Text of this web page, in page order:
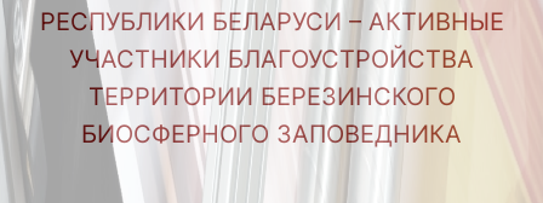
РЕСПУБЛИКИ БЕЛАРУСИ – АКТИВНЫЕ
УЧАСТНИКИ БЛАГОУСТРОЙСТВА
ТЕРРИТОРИИ БЕРЕЗИНСКОГО
БИОСФЕРНОГО ЗАПОВЕДНИКА